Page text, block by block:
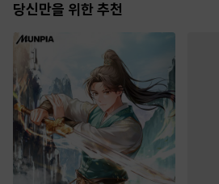
변했습니다 [단행
(웃음) [단행본]
당신만을 위한 추천